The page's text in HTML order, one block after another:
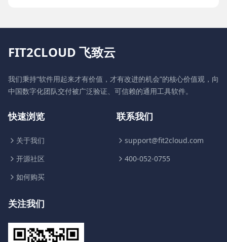
FIT2CLOUD 飞致云
我们秉持“软件用起来才有价值，才有改进的机会”的核心价值观，向
中国数字化团队交付被广泛验证、可信赖的通用工具软件。
快速浏览
关于我们
开源社区
如何购买
联系我们
support@fit2cloud.com
400-052-0755
关注我们